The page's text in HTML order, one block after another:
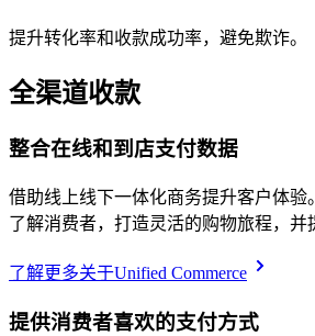
提升转化率和收款成功率，避免欺诈。
全渠道收款
整合在线和到店支付数据
借助线上线下一体化商务提升客户体验
了解消费者，打造灵活的购物旅程，并
了解更多关于Unified Commerce
提供消费者喜欢的支付方式